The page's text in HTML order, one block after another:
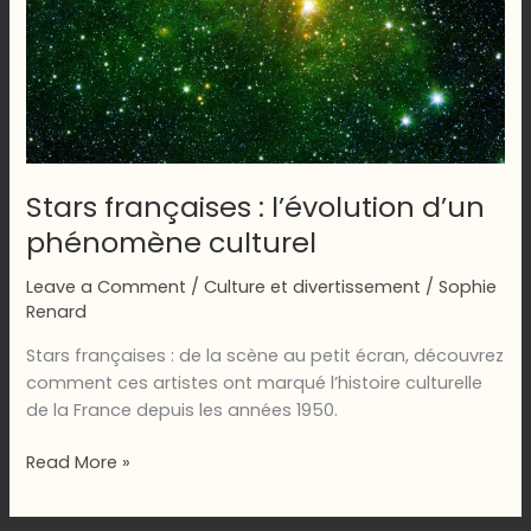
Stars françaises : l’évolution d’un
phénomène culturel
Leave a Comment /Culture et divertissement /Sophie
Renard
Stars françaises : de la scène au petit écran, découvrez
comment ces artistes ont marqué l’histoire culturelle
de la France depuis les années 1950.
Stars
:
Read More »